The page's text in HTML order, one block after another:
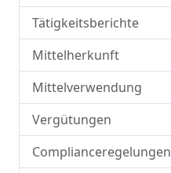
Tätigkeitsberichte
Mittelherkunft
Mittelverwendung
Vergütungen
Complianceregelungen